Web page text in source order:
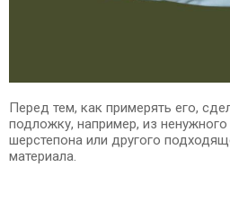
Перед тем, как примерять его,
подложку, например, из
шерстепона или другого
материала.